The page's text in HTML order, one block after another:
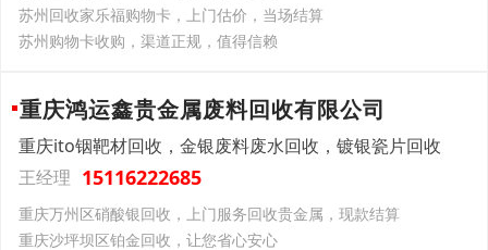
苏州回收家乐福购物卡，上门估价，当场结算
苏州购物卡收购，渠道正规，值得信赖
重庆鸿运鑫贵金属废料回收有限公司
重庆ito铟靶材回收，金银废料废水回收，镀银瓷片回收
王经理 15116222685
重庆万州区硝酸银回收，上门服务回收贵金属，现款结算
重庆沙坪坝区铂金回收，让您省心安心